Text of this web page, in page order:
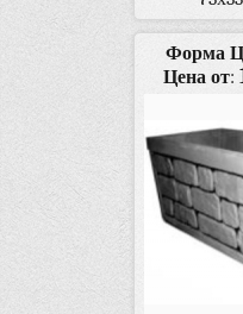
Форма
Цена от: